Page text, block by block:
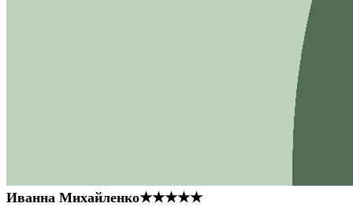
Иванна Михайленко★★★★★